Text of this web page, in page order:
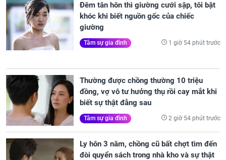
Đêm tân hôn thì giường cưới sập, tôi bật
khóc khi biết nguồn gốc của chiếc
giường
Tâm sự gia đình 1 giờ 54 phút trước
Thường được chồng thường 10 triệu
đồng, vợ vô tư hưởng thụ rồi cay mắt khi
biết sự thật đằng sau
Tâm sự gia đình 2 giờ 54 phút trước
Ly hôn 3 năm, chồng cũ bất chợt tìm đến
đòi quyển sách trong nhà kho và sự thật